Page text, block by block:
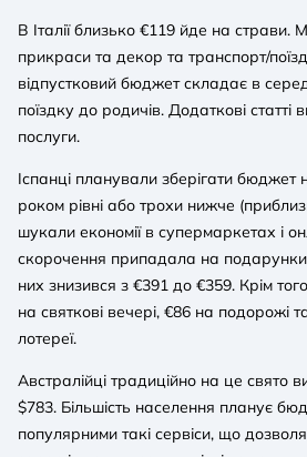
В Італії близько €119 йде на
прикраси та декор та транспорт/
відпустковий бюджет складає в
поїздку до родичів. Додаткові
послуги.
Іспанці планували зберігати
роком рівні або трохи нижче
шукали економії в супермаркетах і
скорочення припадала на
них знизився з €391 до €359. Крім
на святкові вечері, €86 на подорожі
лотереї.
Австралійці традиційно на це свято
$783. Більшість населення планує
популярними такі сервіси, що